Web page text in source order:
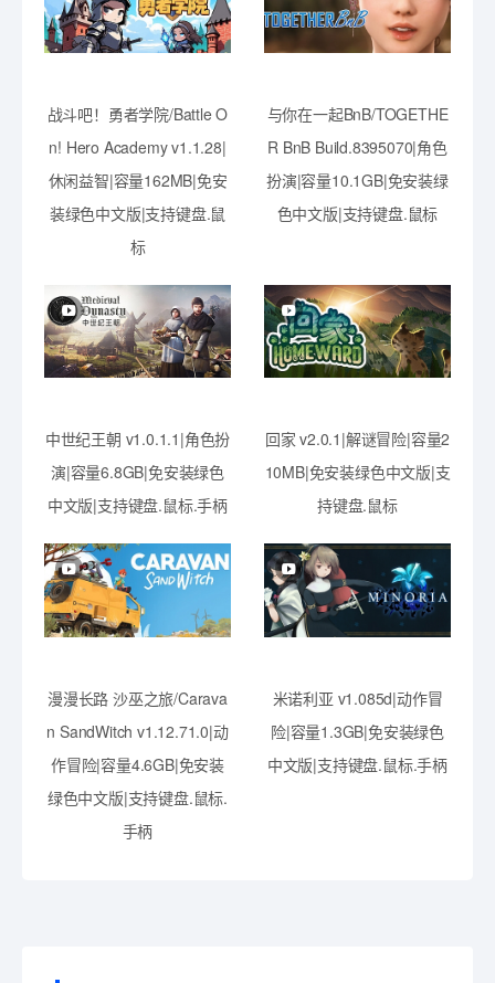
战斗吧！勇者学院/Battle O
n! Hero Academy v1.1.28|
休闲益智|容量162MB|免安
装绿色中文版|支持键盘.鼠
标
与你在一起BnB/TOGETHE
R BnB Build.8395070|角色
扮演|容量10.1GB|免安装绿
色中文版|支持键盘.鼠标
中世纪王朝 v1.0.1.1|角色扮
演|容量6.8GB|免安装绿色
中文版|支持键盘.鼠标.手柄
回家 v2.0.1|解谜冒险|容量2
10MB|免安装绿色中文版|支
持键盘.鼠标
漫漫长路 沙巫之旅/Carava
n SandWitch v1.12.71.0|动
作冒险|容量4.6GB|免安装
绿色中文版|支持键盘.鼠标.
手柄
米诺利亚 v1.085d|动作冒
险|容量1.3GB|免安装绿色
中文版|支持键盘.鼠标.手柄